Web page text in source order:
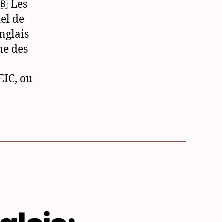
catastrophes
naturelles
Les
de
des
ou